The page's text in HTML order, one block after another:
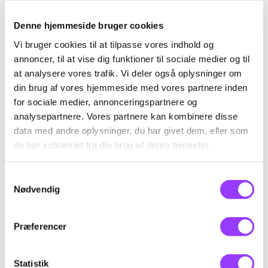
Denne hjemmeside bruger cookies
Vi bruger cookies til at tilpasse vores indhold og
annoncer, til at vise dig funktioner til sociale medier og til
at analysere vores trafik. Vi deler også oplysninger om
din brug af vores hjemmeside med vores partnere inden
for sociale medier, annonceringspartnere og
analysepartnere. Vores partnere kan kombinere disse
data med andre oplysninger, du har givet dem, eller som
de har indsamlet fra din brug af deres tjenester.
Nødvendig
Præferencer
Statistik
Udvidelse kran D til Mob.
kraner > 30 tonsmeter
Skolefagkode
48672
Varighed
10 dage
Timer pr. dag
7,4
Indhold
kranopgaver med mobile kraner med en
løfteevne over 30 tonsmeter og opfylder dermed
Kranbasis og Mobile kraner over 8 tonsmeter, jf.
Kursus-